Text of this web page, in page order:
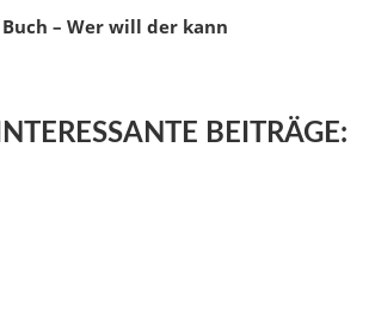
Buch – Wer will der kann
INTERESSANTE BEITRÄGE: